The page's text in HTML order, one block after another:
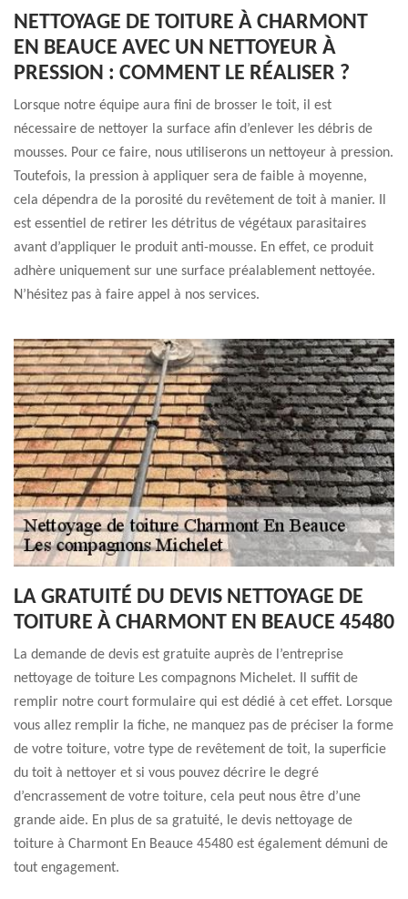
NETTOYAGE DE TOITURE À CHARMONT
EN BEAUCE AVEC UN NETTOYEUR À
PRESSION : COMMENT LE RÉALISER ?
Lorsque notre équipe aura fini de brosser le toit, il est
nécessaire de nettoyer la surface afin d’enlever les débris de
mousses. Pour ce faire, nous utiliserons un nettoyeur à pression.
Toutefois, la pression à appliquer sera de faible à moyenne,
cela dépendra de la porosité du revêtement de toit à manier. Il
est essentiel de retirer les détritus de végétaux parasitaires
avant d’appliquer le produit anti-mousse. En effet, ce produit
adhère uniquement sur une surface préalablement nettoyée.
N’hésitez pas à faire appel à nos services.
LA GRATUITÉ DU DEVIS NETTOYAGE DE
TOITURE À CHARMONT EN BEAUCE 45480
La demande de devis est gratuite auprès de l’entreprise
nettoyage de toiture Les compagnons Michelet. Il suffit de
remplir notre court formulaire qui est dédié à cet effet. Lorsque
vous allez remplir la fiche, ne manquez pas de préciser la forme
de votre toiture, votre type de revêtement de toit, la superficie
du toit à nettoyer et si vous pouvez décrire le degré
d’encrassement de votre toiture, cela peut nous être d’une
grande aide. En plus de sa gratuité, le devis nettoyage de
toiture à Charmont En Beauce 45480 est également démuni de
tout engagement.